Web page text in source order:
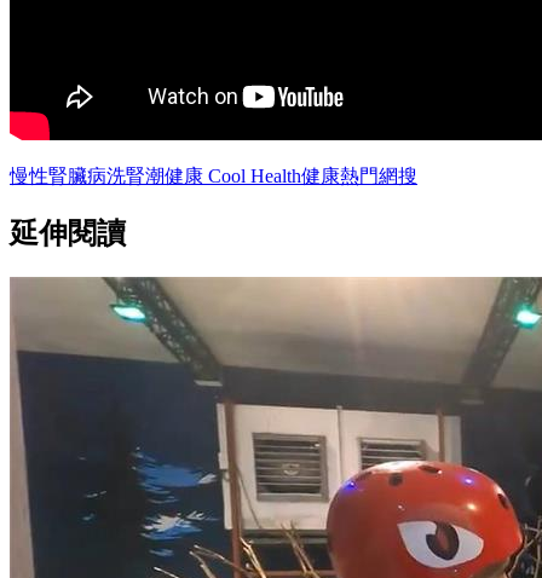
慢性腎臟病洗腎潮健康 Cool Health健康熱門網搜
延伸閱讀